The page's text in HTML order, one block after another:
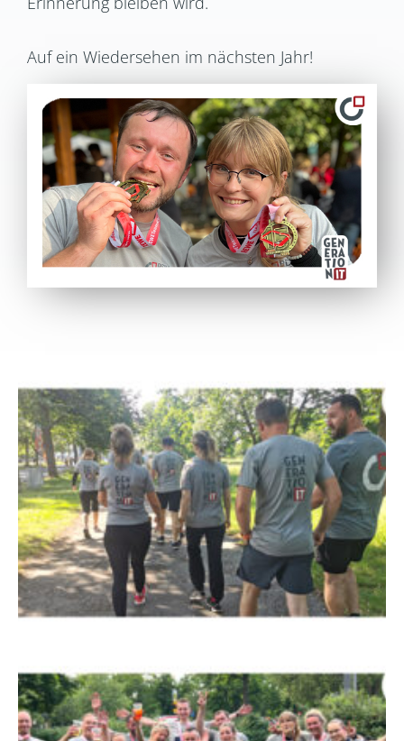
Auf ein Wiedersehen im nächsten Jahr!